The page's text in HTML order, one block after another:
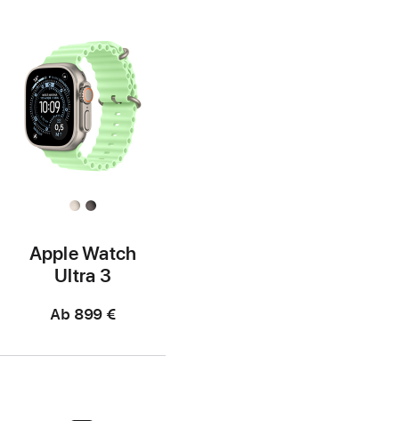
Apple Watch
Ultra 3
Ab 899 €